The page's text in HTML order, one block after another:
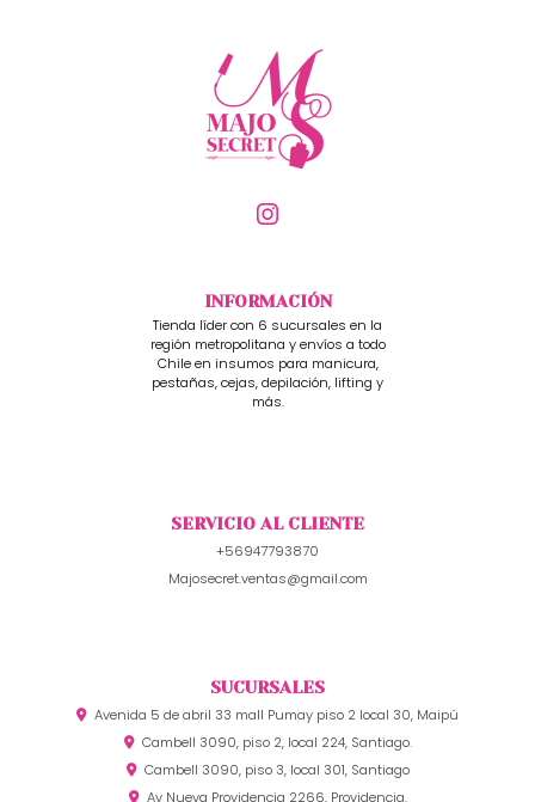
INFORMACIÓN
Tienda líder con 6 sucursales en la
región metropolitana y envíos a todo
Chile en insumos para manicura,
pestañas, cejas, depilación, lifting y
más.
SERVICIO AL CLIENTE
+56947793870
Majosecret.ventas@gmail.com
SUCURSALES
Avenida 5 de abril 33 mall Pumay piso 2 local 30, Maipú
Cambell 3090, piso 2, local 224, Santiago.
Cambell 3090, piso 3, local 301, Santiago
Av Nueva Providencia 2266, Providencia.